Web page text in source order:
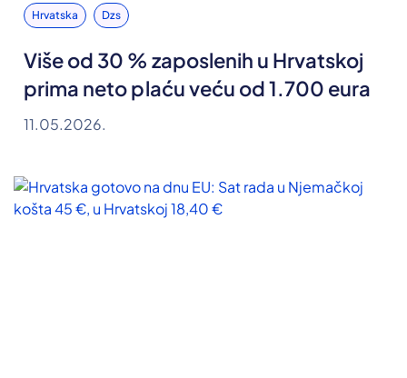
Hrvatska Dzs
Više od 30 % zaposlenih u Hrvatskoj
prima neto plaću veću od 1.700 eura
11.05.2026.